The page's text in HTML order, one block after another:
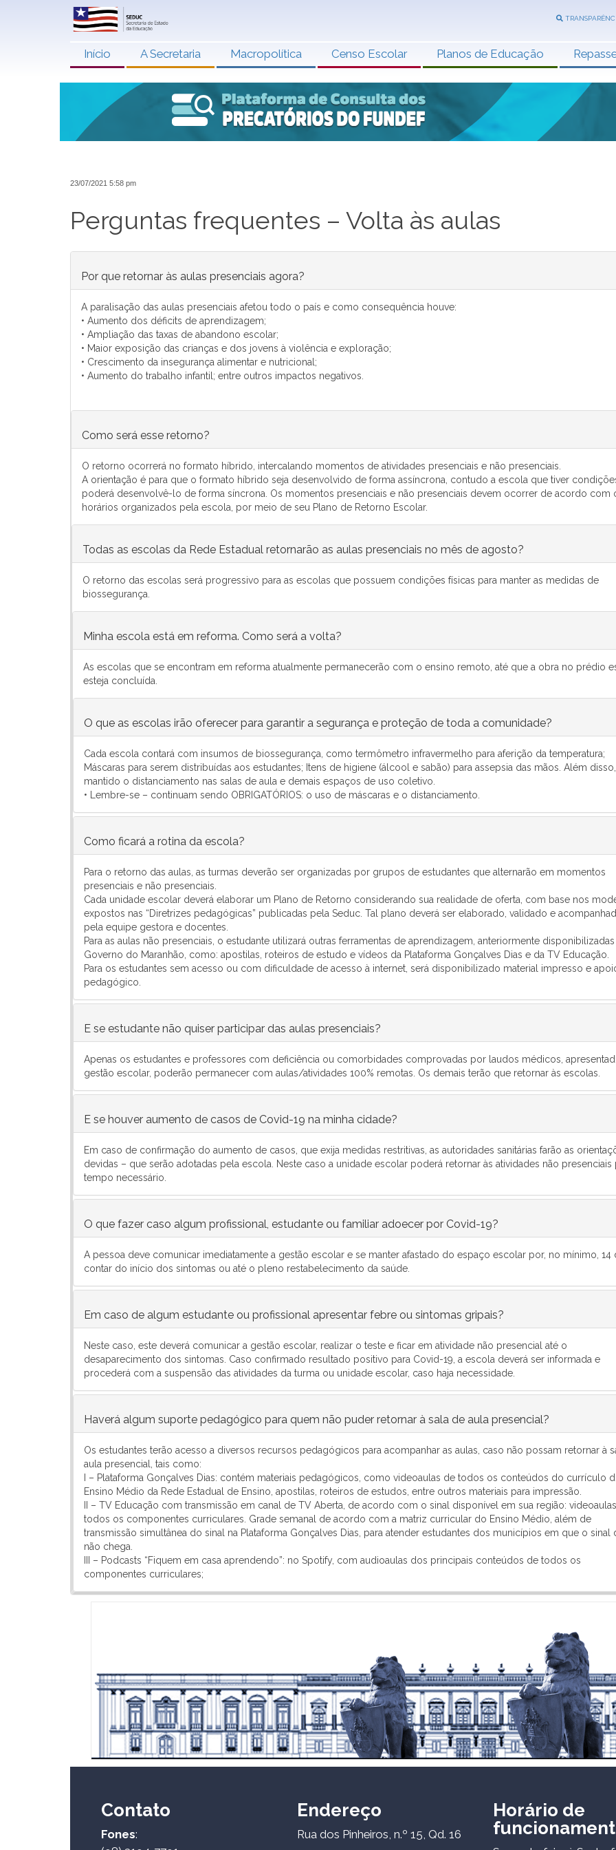
Início A Secretaria Macropolítica Censo Escolar Planos de Educação
23/07/2021 5:58 pm
Perguntas frequentes – Volta às aulas
Por que retornar às aulas presenciais agora?
A paralisação das aulas presenciais afetou todo o país e como consequência houve:
• Aumento dos déficits de aprendizagem;
• Ampliação das taxas de abandono escolar;
• Maior exposição das crianças e dos jovens à violência e exploração;
• Crescimento da insegurança alimentar e nutricional;
• Aumento do trabalho infantil; entre outros impactos negativos.
Como será esse retorno?
O retorno ocorrerá no formato híbrido, intercalando momentos de atividades presenciais e não presenciais.
A orientação é para que o formato híbrido seja desenvolvido de forma assíncrona, contudo a escola que tiver
poderá desenvolvê-lo de forma síncrona. Os momentos presenciais e não presenciais devem ocorrer de acordo com
horários organizados pela escola, por meio de seu Plano de Retorno Escolar.
Todas as escolas da Rede Estadual retornarão as aulas presenciais no mês de agosto?
O retorno das escolas será progressivo para as escolas que possuem condições físicas para manter as medidas de
biossegurança.
Minha escola está em reforma. Como será a volta?
As escolas que se encontram em reforma atualmente permanecerão com o ensino remoto, até que a obra no prédio
esteja concluída.
O que as escolas irão oferecer para garantir a segurança e proteção de toda a comunidade?
Cada escola contará com insumos de biossegurança, como termômetro infravermelho para aferição da temperatura;
Máscaras para serem distribuídas aos estudantes; Itens de higiene (álcool e sabão) para assepsia das mãos. Além
mantido o distanciamento nas salas de aula e demais espaços de uso coletivo.
• Lembre-se – continuam sendo OBRIGATÓRIOS: o uso de máscaras e o distanciamento.
Como ficará a rotina da escola?
Para o retorno das aulas, as turmas deverão ser organizadas por grupos de estudantes que alternarão em momentos
presenciais e não presenciais.
Cada unidade escolar deverá elaborar um Plano de Retorno considerando sua realidade de oferta, com base nos
expostos nas “Diretrizes pedagógicas” publicadas pela Seduc. Tal plano deverá ser elaborado, validado e
pela equipe gestora e docentes.
Para as aulas não presenciais, o estudante utilizará outras ferramentas de aprendizagem, anteriormente
Governo do Maranhão, como: apostilas, roteiros de estudo e vídeos da Plataforma Gonçalves Dias e da TV Educação.
Para os estudantes sem acesso ou com dificuldade de acesso à internet, será disponibilizado material impresso e
pedagógico.
E se estudante não quiser participar das aulas presenciais?
Apenas os estudantes e professores com deficiência ou comorbidades comprovadas por laudos médicos,
gestão escolar, poderão permanecer com aulas/atividades 100% remotas. Os demais terão que retornar às escolas.
E se houver aumento de casos de Covid-19 na minha cidade?
Em caso de confirmação do aumento de casos, que exija medidas restritivas, as autoridades sanitárias farão as
devidas – que serão adotadas pela escola. Neste caso a unidade escolar poderá retornar às atividades não presenciais
tempo necessário.
O que fazer caso algum profissional, estudante ou familiar adoecer por Covid-19?
A pessoa deve comunicar imediatamente a gestão escolar e se manter afastado do espaço escolar por, no mínimo, 14
contar do início dos sintomas ou até o pleno restabelecimento da saúde.
Em caso de algum estudante ou profissional apresentar febre ou sintomas gripais?
Neste caso, este deverá comunicar a gestão escolar, realizar o teste e ficar em atividade não presencial até o
desaparecimento dos sintomas. Caso confirmado resultado positivo para Covid-19, a escola deverá ser informada e
procederá com a suspensão das atividades da turma ou unidade escolar, caso haja necessidade.
Haverá algum suporte pedagógico para quem não puder retornar à sala de aula presencial?
Os estudantes terão acesso a diversos recursos pedagógicos para acompanhar as aulas, caso não possam retornar à
aula presencial, tais como:
I – Plataforma Gonçalves Dias: contém materiais pedagógicos, como videoaulas de todos os conteúdos do currículo
Ensino Médio da Rede Estadual de Ensino, apostilas, roteiros de estudos, entre outros materiais para impressão.
II – TV Educação com transmissão em canal de TV Aberta, de acordo com o sinal disponível em sua região:
todos os componentes curriculares. Grade semanal de acordo com a matriz curricular do Ensino Médio, além de
transmissão simultânea do sinal na Plataforma Gonçalves Dias, para atender estudantes dos municípios em que o sinal
não chega.
III – Podcasts “Fiquem em casa aprendendo”: no Spotify, com audioaulas dos principais conteúdos de todos os
componentes curriculares;
Contato
Fones:
Endereço
Rua dos Pinheiros, n.º 15, Qd. 16
Horário de